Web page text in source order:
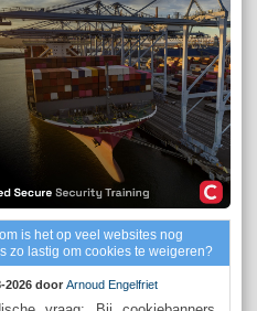
is het op veel websites nog
zo lastig om cookies te weigeren?
2026 door Arnoud Engelfriet